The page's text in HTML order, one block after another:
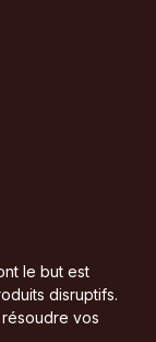
le but est
disruptifs.
vos